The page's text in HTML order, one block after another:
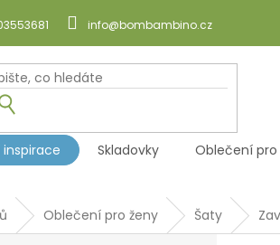
info@bombambino.cz
Skladovky Oblečení pro
Oblečení pro ženy Šaty